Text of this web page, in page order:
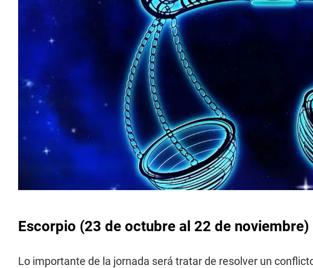
Escorpio (23 de octubre al 22 de noviembre)
Lo importante de la jornada será tratar de resolver un